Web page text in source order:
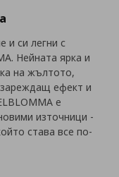
и си легни с
Нейната ярка и
на жълтото,
ефект и
е
източници -
става все по-